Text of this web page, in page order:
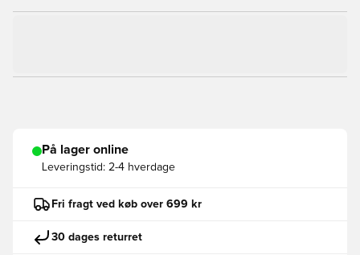
På lager online
Leveringstid: 2-4 hverdage
Fri fragt ved køb over 699 kr
30 dages returret